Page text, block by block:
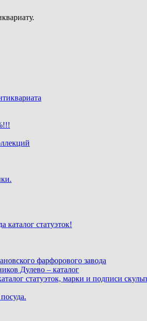
каталог статуэток!
фарфорового завода
Дулево – каталог
статуэток, марки и подписи